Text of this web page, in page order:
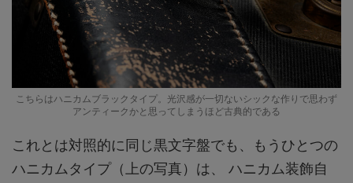
こちらはハニカムブラックタイプ。光沢感が一切ないシックな作りで思わず
アンティークかと思ってしまうほど古典的である
これとは対照的に同じ黒文字盤でも、もうひとつの
ハニカムタイプ（上の写真）は、 ハニカム装飾自